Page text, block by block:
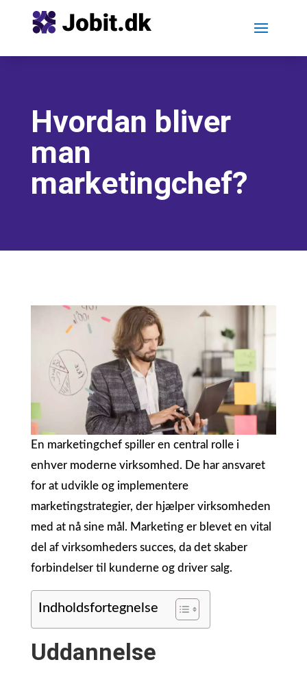
Hvordan bliver
man
marketingchef?
En marketingchef spiller en central rolle i
enhver moderne virksomhed. De har ansvaret
for at udvikle og implementere
marketingstrategier, der hjælper virksomheden
med at nå sine mål. Marketing er blevet en vital
del af virksomheders succes, da det skaber
forbindelser til kunderne og driver salg.
Indholdsfortegnelse
Uddannelse